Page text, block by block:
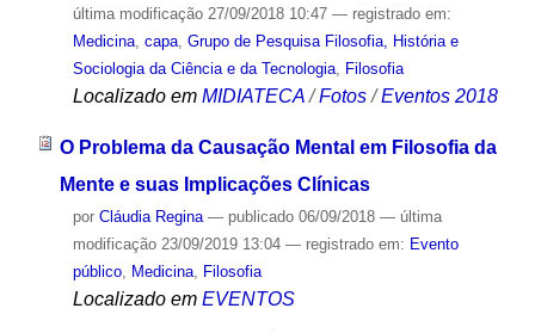
última modificação27/09/2018 10:47 — registrado em:
Medicina, capa, Grupo de Pesquisa Filosofia, História e
Sociologia da Ciência e da Tecnologia, Filosofia
Localizado em MIDIATECA /Fotos /Eventos 2018
O Problema da Causação Mental em Filosofia da
Mente e suas Implicações Clínicas
por Cláudia Regina — publicado06/09/2018 — última
modificação23/09/2019 13:04 — registrado em: Evento
público, Medicina, Filosofia
Localizado em EVENTOS